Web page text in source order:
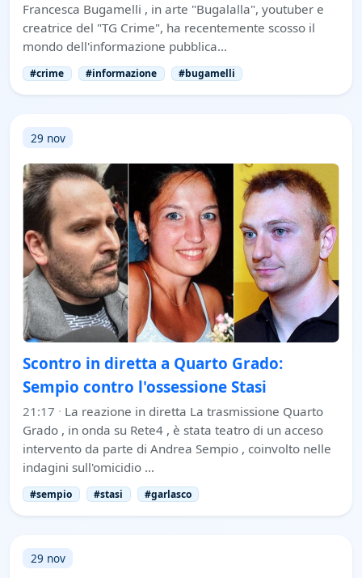
Francesca Bugamelli , in arte "Bugalalla", youtuber e
creatrice del "TG Crime", ha recentemente scosso il
mondo dell'informazione pubblica…
#crime #informazione #bugamelli
29 nov
Scontro in diretta a Quarto Grado:
Sempio contro l'ossessione Stasi
21:17 · La reazione in diretta La trasmissione Quarto
Grado , in onda su Rete4 , è stata teatro di un acceso
intervento da parte di Andrea Sempio , coinvolto nelle
indagini sull'omicidio …
#sempio #stasi #garlasco
29 nov